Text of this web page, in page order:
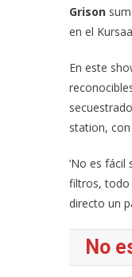
Grison
en el
En este
station,
‘No es
filtros, todo
directo un
No